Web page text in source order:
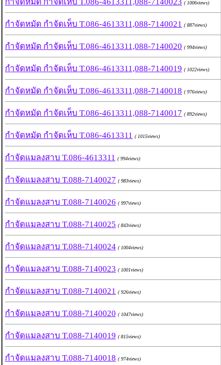
กำจัดหมัด กำจัดเห็บ T.086-4613311,088-7140023 ( 1006views)
กำจัดหมัด กำจัดเห็บ T.086-4613311,088-7140021 ( 887views)
กำจัดหมัด กำจัดเห็บ T.086-4613311,088-7140020 ( 994views)
กำจัดหมัด กำจัดเห็บ T.086-4613311,088-7140019 ( 1022views)
กำจัดหมัด กำจัดเห็บ T.086-4613311,088-7140018 ( 976views)
กำจัดหมัด กำจัดเห็บ T.086-4613311,088-7140017 ( 892views)
กำจัดหมัด กำจัดเห็บ T.086-4613311 ( 1015views)
กำจัดแมลงสาบ T.086-4613311 ( 994views)
กำจัดแมลงสาบ T.088-7140027 ( 983views)
กำจัดแมลงสาบ T.088-7140026 ( 997views)
กำจัดแมลงสาบ T.088-7140025 ( 843views)
กำจัดแมลงสาบ T.088-7140024 ( 1004views)
กำจัดแมลงสาบ T.088-7140023 ( 1001views)
กำจัดแมลงสาบ T.088-7140021 ( 926views)
กำจัดแมลงสาบ T.088-7140020 ( 1047views)
กำจัดแมลงสาบ T.088-7140019 ( 815views)
กำจัดแมลงสาบ T.088-7140018 ( 974views)